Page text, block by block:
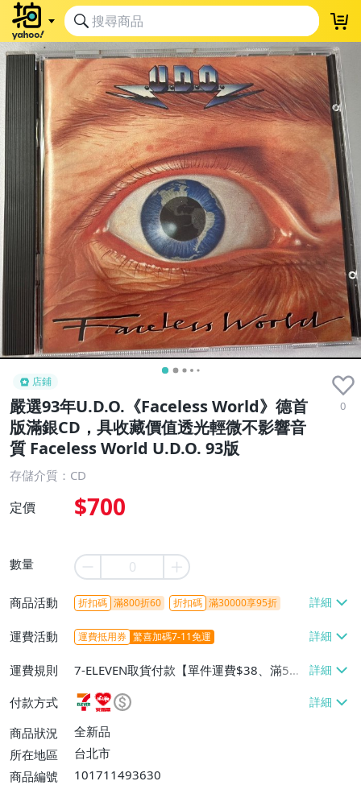
店鋪
嚴選93年U.D.O.《Faceless World》德首
版滿銀CD，具收藏價值透光輕微不影響音
質 Faceless World U.D.O. 93版
0
存儲介質：CD
定價 $700
數量
商品活動 折扣碼 滿800折60 折扣碼 滿30000享95折
運費活動 運費抵用券 驚喜加碼7-11免運
運費規則
7-ELEVEN取貨付款【單件運費$38、滿5件
或消費滿$1298免運費】、7-ELEVEN取貨
不付款【免運費】、萊爾富取貨付款【單件
運費$60、滿5件或消費滿$1298免運
費】、宅配/貨運【單件運費$120、滿5件
付款方式
商品狀況
全新品
所在地區
台北市
商品編號
101711493630